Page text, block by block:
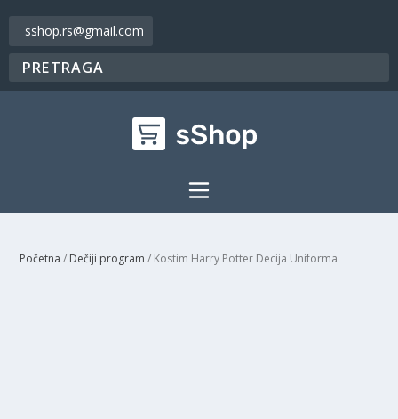
sshop.rs@gmail.com
Početna / Dečiji program / Kostim Harry Potter Decija Uniforma